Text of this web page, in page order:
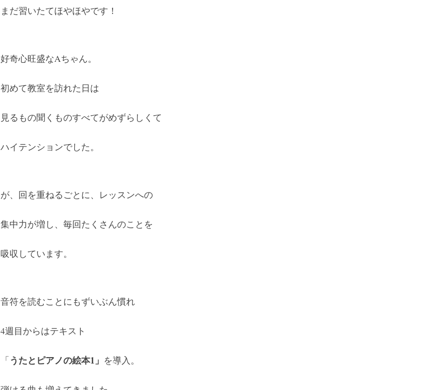
まだ習いたてほやほやです！
好奇心旺盛なAちゃん。
初めて教室を訪れた日は
見るもの聞くものすべてがめずらしくて
ハイテンションでした。
が、回を重ねるごとに、レッスンへの
集中力が増し、毎回たくさんのことを
吸収しています。
音符を読むことにもずいぶん慣れ
4週目からはテキスト
「うたとピアノの絵本1」 を導入。